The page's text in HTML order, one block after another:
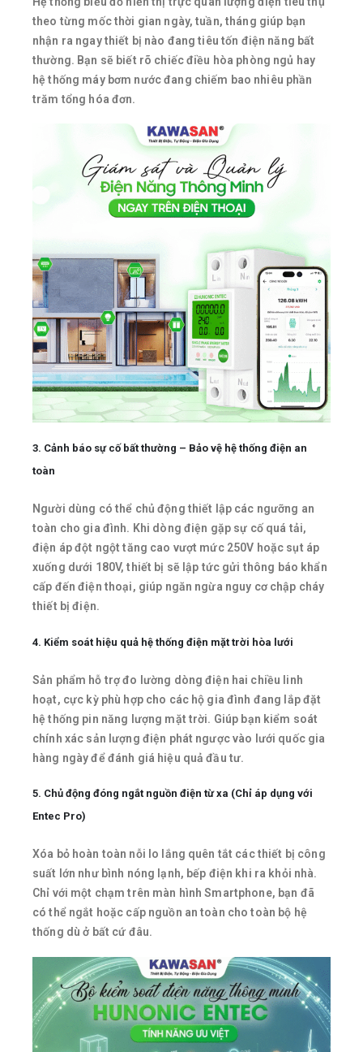
theo từng mốc thời gian ngày, tuần, tháng giúp bạn
nhận ra ngay thiết bị nào đang tiêu tốn điện năng bất
thường. Bạn sẽ biết rõ chiếc điều hòa phòng ngủ hay
hệ thống máy bơm nước đang chiếm bao nhiêu phần
trăm tổng hóa đơn.
3. Cảnh báo sự cố bất thường – Bảo vệ hệ thống điện an
toàn
Người dùng có thể chủ động thiết lập các ngưỡng an
toàn cho gia đình. Khi dòng điện gặp sự cố quá tải,
điện áp đột ngột tăng cao vượt mức 250V hoặc sụt áp
xuống dưới 180V, thiết bị sẽ lập tức gửi thông báo khẩn
cấp đến điện thoại, giúp ngăn ngừa nguy cơ chập cháy
thiết bị điện.
4. Kiểm soát hiệu quả hệ thống điện mặt trời hòa lưới
Sản phẩm hỗ trợ đo lường dòng điện hai chiều linh
hoạt, cực kỳ phù hợp cho các hộ gia đình đang lắp đặt
hệ thống pin năng lượng mặt trời. Giúp bạn kiểm soát
chính xác sản lượng điện phát ngược vào lưới quốc gia
hàng ngày để đánh giá hiệu quả đầu tư.
5. Chủ động đóng ngắt nguồn điện từ xa (Chỉ áp dụng với
Entec Pro)
Xóa bỏ hoàn toàn nỗi lo lắng quên tắt các thiết bị công
suất lớn như bình nóng lạnh, bếp điện khi ra khỏi nhà.
Chỉ với một chạm trên màn hình Smartphone, bạn đã
có thể ngắt hoặc cấp nguồn an toàn cho toàn bộ hệ
thống dù ở bất cứ đâu.